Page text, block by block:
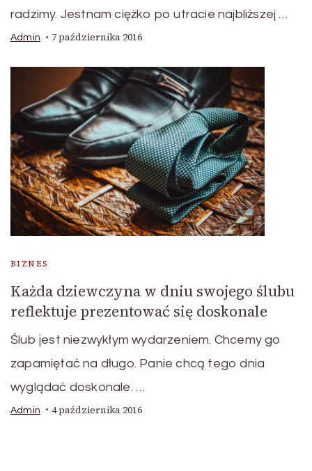
radzimy. Jestnam ciężko po utracie najbliższej …
Admin 7 października 2016
BIZNES
Każda dziewczyna w dniu swojego ślubu
reflektuje prezentować się doskonale
Ślub jest niezwykłym wydarzeniem. Chcemy go
zapamiętać na długo. Panie chcą tego dnia
wyglądać doskonale. …
Admin 4 października 2016